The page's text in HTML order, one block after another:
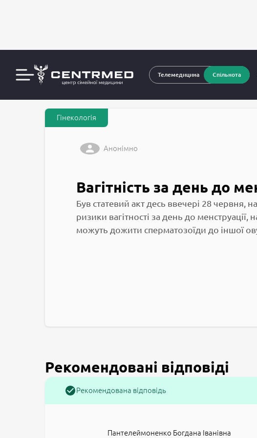
Телемедицина Спільнота
CENTRMED: Задай питання лікарю онлайн Запитання до
Гінекологія
Анонімно
Вагітність за день до
Був статевий акт десь ввечері 28 червня,
ризики вагітності за день до
можуть дожити сперматозоїди до іншої
Рекомендовані відповіді
Рекомендована відповідь
Пантелеймоненко Богдана Іванівна